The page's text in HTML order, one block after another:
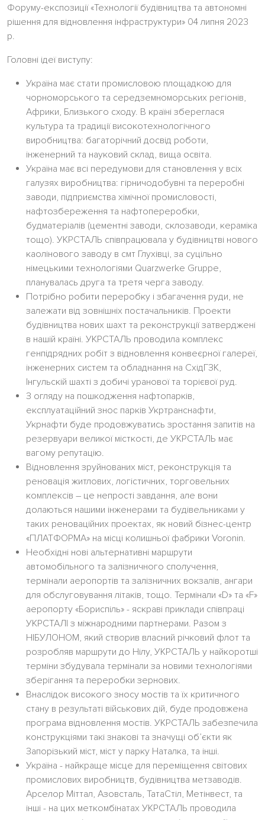
Форуму-експозиції «Технології будівництва та автономні
рішення для відновлення інфраструктури» 04 липня 2023
р.
Головні ідеї виступу:
Україна має стати промисловою площадкою для
чорноморського та середземноморських регіонів,
Африки, Близького сходу. В країні збереглася
культура та традиції високотехнологічного
виробництва: багаторічний досвід роботи,
інженерний та науковий склад, вища освіта.
Україна має всі передумови для становлення у всіх
галузях виробництва: гірничодобувні та переробні
заводи, підприємства хімічної промисловості,
нафтозбереження та нафтопереробки,
будматеріалів (цементні заводи, склозаводи, кераміка
тощо). УКРСТАЛЬ співпрацювала у будівництві нового
каолінового заводу в смт Глухівці, за суцільно
німецькими технологіями Quarzwerke Gruppe,
планувалась друга та третя черга заводу.
Потрібно робити переробку і збагачення руди, не
залежати від зовнішніх постачальників. Проекти
будівництва нових шахт та реконструкції затверджені
в нашій країні. УКРСТАЛЬ проводила комплекс
генпідрядних робіт з відновлення конвеєрної галереї,
інженерних систем та обладнання на СхідГЗК,
Інгульскій шахті з добичі уранової та торієвої руд.
З огляду на пошкодження нафтопарків,
експлуатаційний знос парків Укртранснафти,
Укрнафти буде продовжуватись зростання запитів на
резервуари великої місткості, де УКРСТАЛЬ має
вагому репутацію.
Відновлення зруйнованих міст, реконструкція та
реновація житлових, логістичних, торговельних
комплексів – це непрості завдання, але вони
долаються нашими інженерами та будівельниками у
таких реноваційних проектах, як новий бізнес-центр
«ПЛАТФОРМА» на місці колишньої фабрики Voronin.
Необхідні нові альтернативні маршрути
автомобільного та залізничного сполучення,
термінали аеропортів та залізничних вокзалів, ангари
для обслуговування літаків, тощо. Термінали «D» та «F»
аеропорту «Бориспіль» - яскраві приклади співпраці
УКРСТАЛІ з міжнародними партнерами. Разом з
НІБУЛОНОМ, який створив власний річковий флот та
розробляв маршрути до Нілу, УКРСТАЛЬ у найкоротші
терміни збудувала термінали за новими технологіями
зберігання та переробки зернових.
Внаслідок високого зносу мостів та їх критичного
стану в результаті військових дій, буде продовжена
програма відновлення мостів. УКРСТАЛЬ забезпечила
конструкціями такі знакові та значущі об’єкти як
Запорізький міст, міст у парку Наталка, та інші.
Україна - найкраще місце для переміщення світових
промислових виробництв, будівництва метзаводів.
Арселор Міттал, Азовсталь, ТатаСтіл, Метінвест, та
інші - на цих меткомбінатах УКРСТАЛЬ проводила